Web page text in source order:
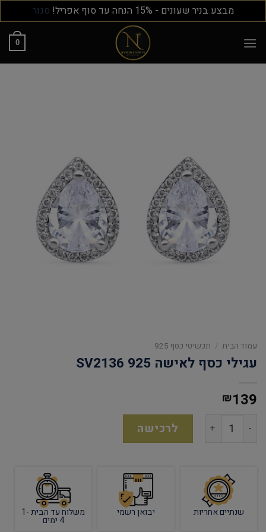
מבצע בניר שעונים - 15% הנחה עד סוף אפריל! סגור
0
עמוד הבית / תכשיטי כסף 925
עגילי כסף לאישה 925 SV2136
₪139
לרכישה
שנתיים אחריות יבואן רשמי משלוח עד הבית 1-
4 ימים